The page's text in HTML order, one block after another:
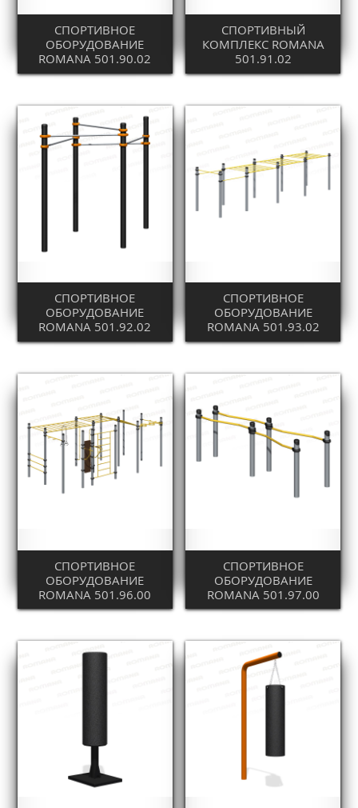
СПОРТИВНОЕ
ОБОРУДОВАНИЕ
ROMANA 501.90.02
СПОРТИВНЫЙ
КОМПЛЕКС ROMANA
501.91.02
СПОРТИВНОЕ
ОБОРУДОВАНИЕ
ROMANA 501.92.02
СПОРТИВНОЕ
ОБОРУДОВАНИЕ
ROMANA 501.93.02
СПОРТИВНОЕ
ОБОРУДОВАНИЕ
ROMANA 501.96.00
СПОРТИВНОЕ
ОБОРУДОВАНИЕ
ROMANA 501.97.00